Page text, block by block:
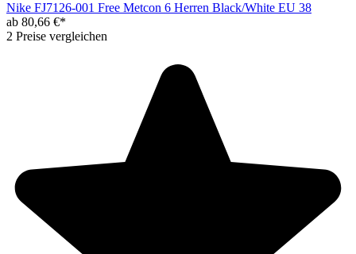
Nike FJ7126-001 Free Metcon 6 Herren Black/White EU 38
ab 80,66 €*
2 Preise vergleichen